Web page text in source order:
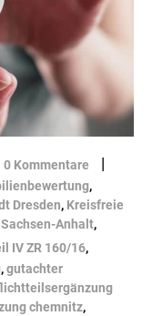
0 Kommentare |
,
Dresden, Kreisfreie
Sachsen-Anhalt,
IV ZR 160/16,
,gutachter
chemnitz,